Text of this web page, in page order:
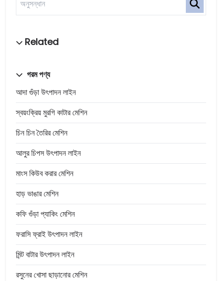
গরম পণ্য
আদা গুঁড়া উৎপাদন লাইন
স্বয়ংক্রিয় মুরগি কাটার মেশিন
চিন চিন তৈরির মেশিন
আলুর চিপস উৎপাদন লাইন
মাংস কিউব করার মেশিন
হাড় ভাঙার মেশিন
কফি গুঁড়া প্যাকিং মেশিন
ফরাসি ফ্রাই উৎপাদন লাইন
মিন্ট বাটার উৎপাদন লাইন
রসুনের খোসা ছাড়ানোর মেশিন